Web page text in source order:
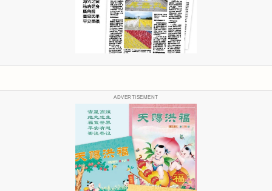
ADVERTISEMENT